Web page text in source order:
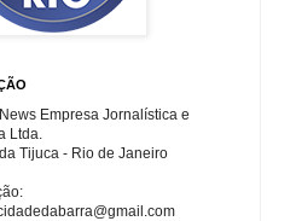
Empresa Jornalística e
Ltda.
Tijuca - Rio de Janeiro
@gmail.com